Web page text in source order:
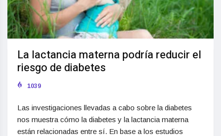
La lactancia materna podría reducir el
riesgo de diabetes
1039
Las investigaciones llevadas a cabo sobre la diabetes
nos muestra cómo la diabetes y la lactancia materna
están relacionadas entre sí. En base a los estudios